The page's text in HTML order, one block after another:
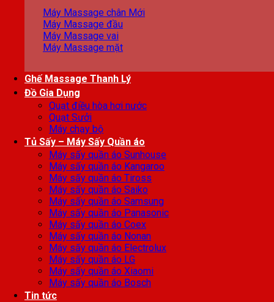
Máy Massage chân
Máy Massage đầu
Máy Massage vai
Máy Massage mặt
Ghế Massage Thanh Lý
Đồ Gia Dụng
Quạt điều hòa hơi nước
Quạt Sưởi
Máy chạy bộ
Tủ Sấy – Máy Sấy Quần áo
Máy sấy quần áo Sunhouse
Máy sấy quần áo Kangaroo
Máy sấy quần áo Tiross
Máy sấy quần áo Saiko
Máy sấy quần áo Samsung
Máy sấy quần áo Panasonic
Máy sấy quần áo Coex
Máy sấy quần áo Nonan
Máy sấy quần áo Electrolux
Máy sấy quần áo LG
Máy sấy quần áo Xiaomi
Máy sấy quần áo Bosch
Tin tức